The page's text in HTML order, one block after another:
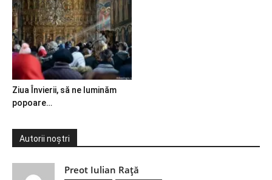
Ziua Învierii, să ne luminăm
popoare…
Autorii noștri
Preot Iulian Raţă